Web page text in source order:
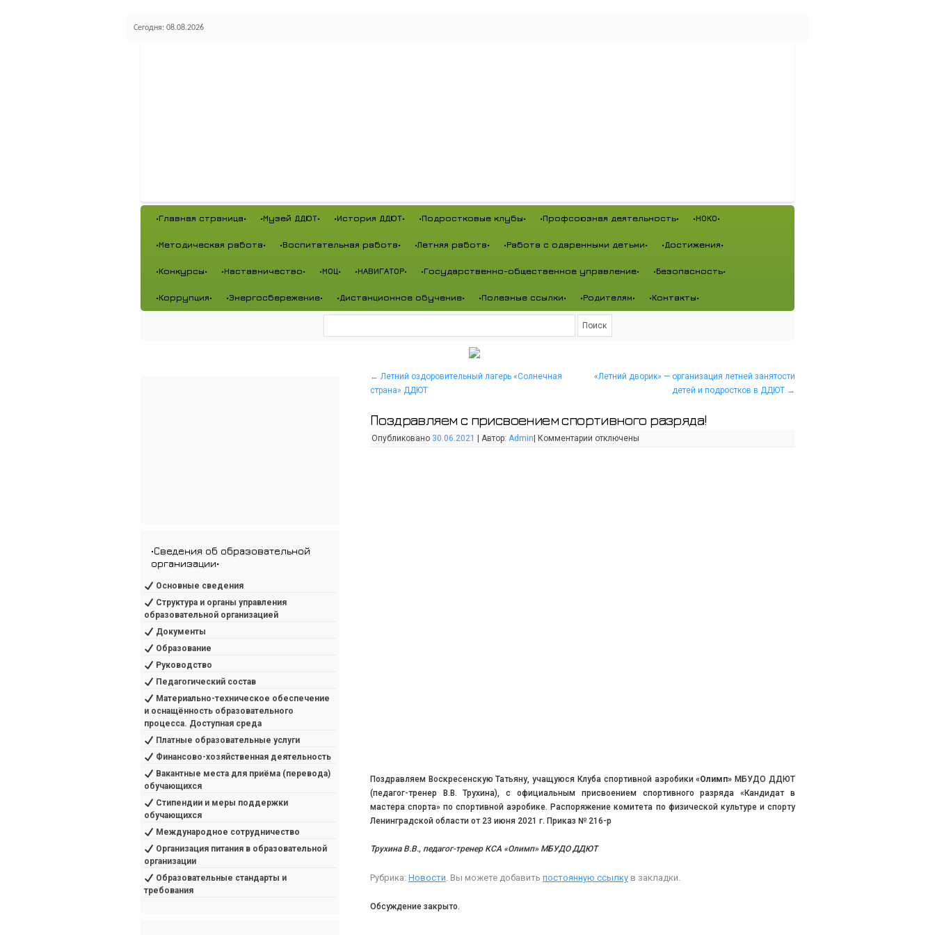
Сегодня: 08.08.2026
•Главная страница• •Музей ДДЮТ• •История ДДЮТ• •Подростковые клубы• •Профсоюзная деятельность• •НОКО•
•Методическая работа• •Воспитательная работа• •Летняя работа• •Работа с одаренными детьми• •Достижения•
•Конкурсы• •Наставничество• •МОЦ• •НАВИГАТОР• •Государственно-общественное управление• •Безопасность•
•Коррупция• •Энергосбережение• •Дистанционное обучение• •Полезные ссылки• •Родителям• •Контакты•
← Летний оздоровительный лагерь «Солнечная
страна» ДДЮТ
«Летний дворик» — организация летней занятости
детей и подростков в ДДЮТ →
Поздравляем с присвоением спортивного разряда!
Опубликовано 30.06.2021 Автор: Admin Комментарии отключены
Поздравляем Воскресенскую Татьяну, учащуюся Клуба спортивной аэробики«Олимп» МБУДО ДДЮТ
(педагог-тренер В.В. Трухина), с официальным присвоением спортивного разряда «Кандидат в
мастера спорта» по спортивной аэробике. Распоряжение комитета по физической культуре и спорту
Ленинградской области от 23 июня 2021 г. Приказ № 216-р
Трухина В.В., педагог-тренер КСА «Олимп» МБУДО ДДЮТ
Рубрика: Новости . Вы можете добавить постоянную ссылкув закладки.
Обсуждение закрыто.
•Сведения об образовательной
организации•
Основные сведения
Структура и органы управления
образовательной организацией
Документы
Образование
Руководство
Педагогический состав
Материально-техническое обеспечение
и оснащённость образовательного
процесса. Доступная среда
Платные образовательные услуги
Финансово-хозяйственная деятельность
Вакантные места для приёма (перевода)
обучающихся
Стипендии и меры поддержки
обучающихся
Международное сотрудничество
Организация питания в образовательной
организации
Образовательные стандарты и
требования